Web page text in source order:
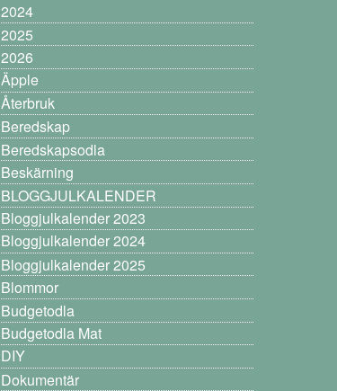
2024
2025
2026
Äpple
Återbruk
Beredskap
Beredskapsodla
Beskärning
BLOGGJULKALENDER
Bloggjulkalender 2023
Bloggjulkalender 2024
Bloggjulkalender 2025
Blommor
Budgetodla
Budgetodla Mat
DIY
Dokumentär